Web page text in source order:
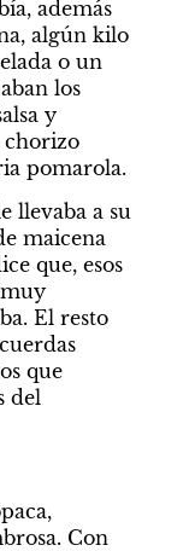
además
algún kilo
o un
los
y
chorizo
pomarola.
llevaba a su
maicena
que, esos
muy
El resto
que
del
Con